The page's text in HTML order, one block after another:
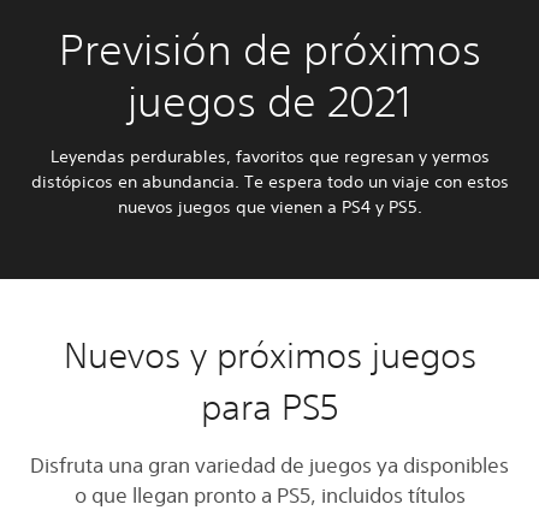
Previsión de próximos
juegos de 2021
Leyendas perdurables, favoritos que regresan y yermos
distópicos en abundancia. Te espera todo un viaje con estos
nuevos juegos que vienen a PS4 y PS5.
Nuevos y próximos juegos
para PS5
Disfruta una gran variedad de juegos ya disponibles
o que llegan pronto a PS5, incluidos títulos